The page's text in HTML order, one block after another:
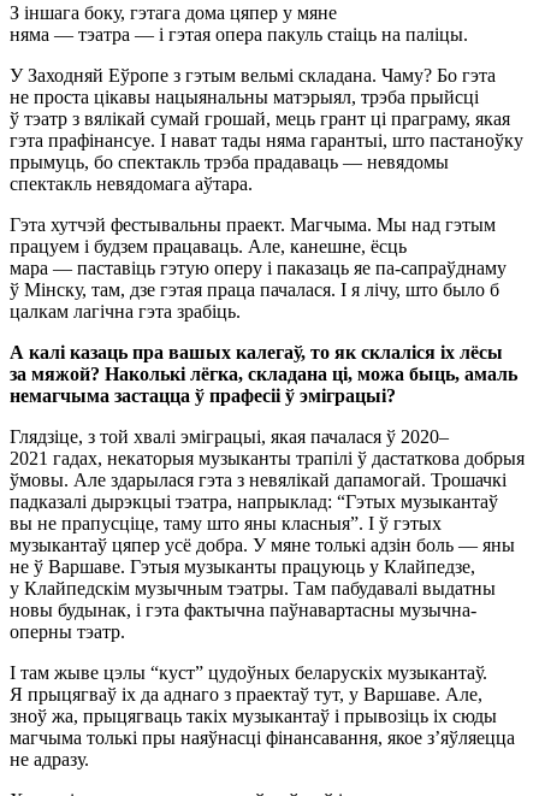
З іншага боку, гэтага дома цяпер у мяне
няма — тэатра — і гэтая опера пакуль стаіць на паліцы.
У Заходняй Еўропе з гэтым вельмі складана. Чаму? Бо гэта
не проста цікавы нацыянальны матэрыял, трэба прыйсці
ў тэатр з вялікай сумай грошай, мець грант ці праграму, якая
гэта прафінансуе. І нават тады няма гарантыі, што пастаноўку
прымуць, бо спектакль трэба прадаваць — невядомы
спектакль невядомага аўтара.
Гэта хутчэй фестывальны праект. Магчыма. Мы над гэтым
працуем і будзем працаваць. Але, канешне, ёсць
мара — паставіць гэтую оперу і паказаць яе па-сапраўднаму
ў Мінску, там, дзе гэтая праца пачалася. І я лічу, што было б
цалкам лагічна гэта зрабіць.
А калі казаць пра вашых калегаў, то як склаліся іх лёсы
за мяжой? Наколькі лёгка, складана ці, можа быць, амаль
немагчыма застацца ў прафесіі ў эміграцыі?
Глядзіце, з той хвалі эміграцыі, якая пачалася ў 2020–
2021 гадах, некаторыя музыканты трапілі ў дастаткова добрыя
ўмовы. Але здарылася гэта з невялікай дапамогай. Трошачкі
падказалі дырэкцыі тэатра, напрыклад: “Гэтых музыкантаў
вы не прапусціце, таму што яны класныя”. І ў гэтых
музыкантаў цяпер усё добра. У мяне толькі адзін боль — яны
не ў Варшаве. Гэтыя музыканты працуюць у Клайпедзе,
у Клайпедскім музычным тэатры. Там пабудавалі выдатны
новы будынак, і гэта фактычна паўнавартасны музычна-
оперны тэатр.
І там жыве цэлы “куст” цудоўных беларускіх музыкантаў.
Я прыцягваў іх да аднаго з праектаў тут, у Варшаве. Але,
зноў жа, прыцягваць такіх музыкантаў і прывозіць іх сюды
магчыма толькі пры наяўнасці фінансавання, якое з’яўляецца
не адразу.